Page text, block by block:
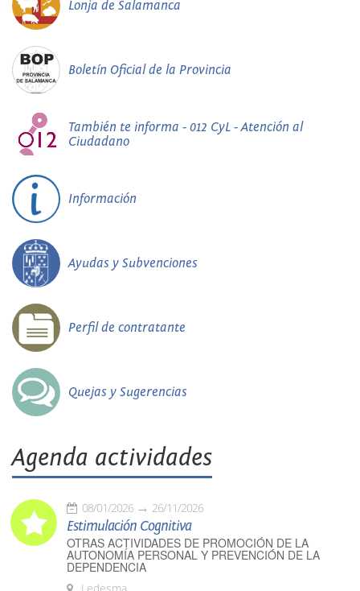
Lonja de Salamanca
Boletín Oficial de la Provincia
También te informa - 012 CyL - Atención al
Ciudadano
Información
Ayudas y Subvenciones
Perfil de contratante
Quejas y Sugerencias
Agenda actividades
08/01/2026 26/11/2026
Estimulación Cognitiva
OTRAS ACTIVIDADES DE PROMOCIÓN DE LA
AUTONOMÍA PERSONAL Y PREVENCIÓN DE LA
DEPENDENCIA